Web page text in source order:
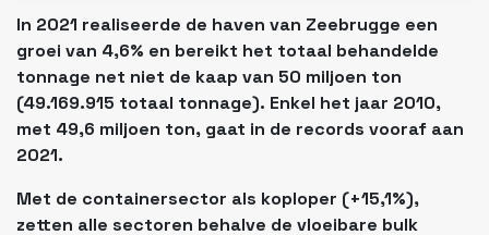
In 2021 realiseerde de haven van Zeebrugge een
groei van 4,6% en bereikt het totaal behandelde
tonnage net niet de kaap van 50 miljoen ton
(49.169.915 totaal tonnage). Enkel het jaar 2010,
met 49,6 miljoen ton, gaat in de records vooraf aan
2021.
Met de containersector als koploper (+15,1%),
zetten alle sectoren behalve de vloeibare bulk